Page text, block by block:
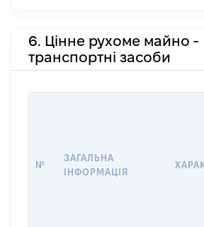
6. Цінне рухоме майно -
транспортні засоби
№
ЗАГАЛЬНА
ІНФОРМАЦІЯ